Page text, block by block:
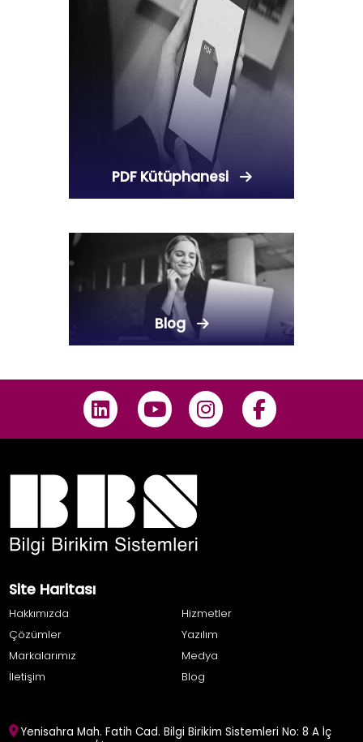
PDF Kütüphanesi
Blog
Site Haritası
Hakkımızda
Hizmetler
Çözümler
Yazılım
Markalarımız
Medya
İletişim
Blog
Yenisahra Mah. Fatih Cad. Bilgi Birikim Sistemleri No: 8 A İç